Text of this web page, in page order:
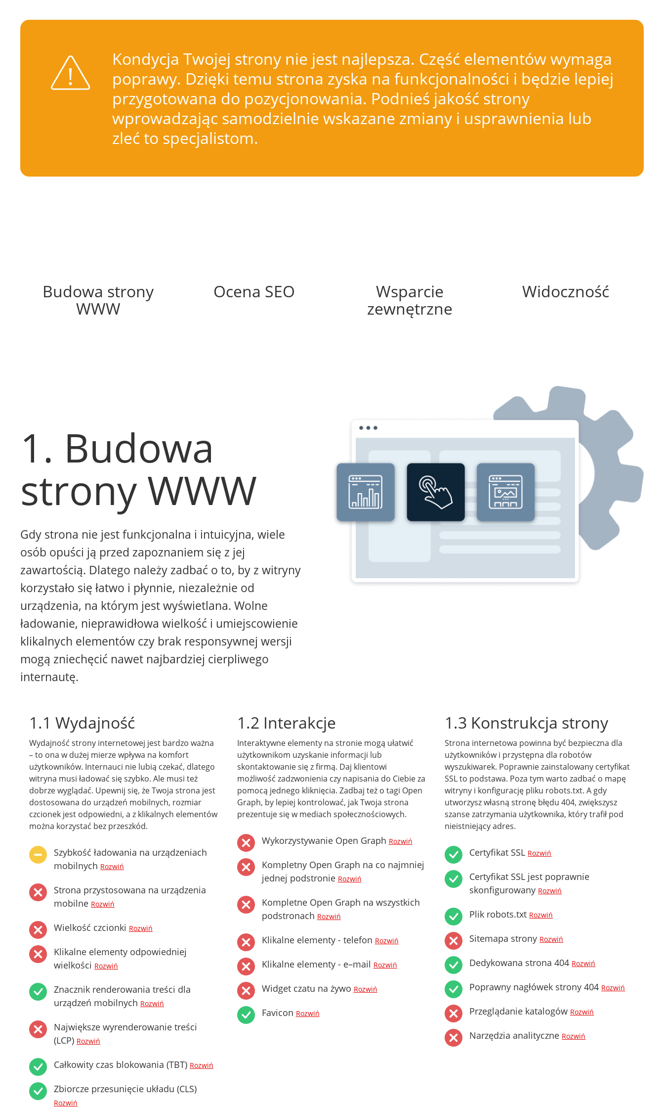
Kondycja Twojej strony nie jest najlepsza. Część elementów wymaga
poprawy. Dzięki temu strona zyska na funkcjonalności i będzie lepiej
przygotowana do pozycjonowania. Podnieś jakość strony
wprowadzając samodzielnie wskazane zmiany i usprawnienia lub
zleć to specjalistom.
Budowa strony
WWW
Ocena SEO
Wsparcie
zewnętrzne
Widoczność
1. Budowa
strony WWW
Gdy strona nie jest funkcjonalna i intuicyjna, wiele
osób opuści ją przed zapoznaniem się z jej
zawartością. Dlatego należy zadbać o to, by z witryny
korzystało się łatwo i płynnie, niezależnie od
urządzenia, na którym jest wyświetlana. Wolne
ładowanie, nieprawidłowa wielkość i umiejscowienie
klikalnych elementów czy brak responsywnej wersji
mogą zniechęcić nawet najbardziej cierpliwego
internautę.
1.1 Wydajność
Wydajność strony internetowej jest bardzo ważna
– to ona w dużej mierze wpływa na komfort
użytkowników. Internauci nie lubią czekać, dlatego
witryna musi ładować się szybko. Ale musi też
dobrze wyglądać. Upewnij się, że Twoja strona jest
dostosowana do urządzeń mobilnych, rozmiar
czcionek jest odpowiedni, a z klikalnych elementów
można korzystać bez przeszkód.
Szybkość ładowania na urządzeniach
mobilnych Rozwiń
Strona przystosowana na urządzenia
mobilne Rozwiń
Wielkość czcionki Rozwiń
Klikalne elementy odpowiedniej
wielkości Rozwiń
Znacznik renderowania treści dla
urządzeń mobilnych Rozwiń
Największe wyrenderowanie treści
(LCP) Rozwiń
Całkowity czas blokowania (TBT) Rozwiń
Zbiorcze przesunięcie układu (CLS)
Rozwiń
1.2 Interakcje
Interaktywne elementy na stronie mogą ułatwić
użytkownikom uzyskanie informacji lub
skontaktowanie się z firmą. Daj klientowi
możliwość zadzwonienia czy napisania do Ciebie za
pomocą jednego kliknięcia. Zadbaj też o tagi Open
Graph, by lepiej kontrolować, jak Twoja strona
prezentuje się w mediach społecznościowych.
Wykorzystywanie Open Graph Rozwiń
Kompletny Open Graph na co najmniej
jednej podstronie Rozwiń
Kompletne Open Graph na wszystkich
podstronach Rozwiń
Klikalne elementy - telefon Rozwiń
Klikalne elementy - e–mail Rozwiń
Widget czatu na żywo Rozwiń
Favicon Rozwiń
1.3 Konstrukcja strony
Strona internetowa powinna być bezpieczna dla
użytkowników i przystępna dla robotów
wyszukiwarek. Poprawnie zainstalowany certyfikat
SSL to podstawa. Poza tym warto zadbać o mapę
witryny i konfigurację pliku robots.txt. A gdy
utworzysz własną stronę błędu 404, zwiększysz
szanse zatrzymania użytkownika, który trafił pod
nieistniejący adres.
Certyfikat SSL Rozwiń
Certyfikat SSL jest poprawnie
skonfigurowany Rozwiń
Plik robots.txt Rozwiń
Sitemapa strony Rozwiń
Dedykowana strona 404 Rozwiń
Poprawny nagłówek strony 404 Rozwiń
Przeglądanie katalogów Rozwiń
Narzędzia analityczne Rozwiń